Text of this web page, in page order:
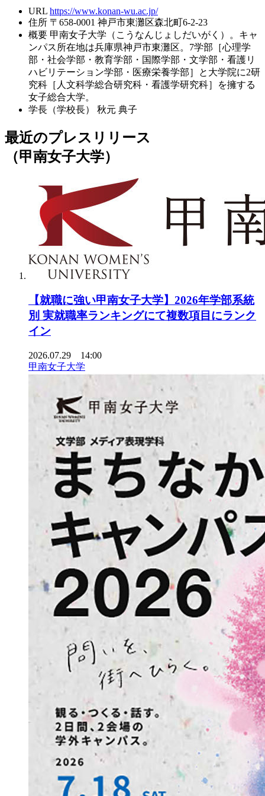
URL https://www.konan-wu.ac.jp/
住所 〒658-0001 神戸市東灘区森北町6-2-23
概要 甲南女子大学（こうなんじょしだいがく）。キャ
ンパス所在地は兵庫県神戸市東灘区。7学部［心理学
部・社会学部・教育学部・国際学部・文学部・看護リ
ハビリテーション学部・医療栄養学部］と大学院に2研
究科［人文科学総合研究科・看護学研究科］を擁する
女子総合大学。
学長（学校長）
秋元 典子
最近のプレスリリース
（甲南女子大学）
【就職に強い甲南女子大学】2026年学部系統
別 実就職率ランキングにて複数項目にランク
イン
2026.07.29 14:00
甲南女子大学